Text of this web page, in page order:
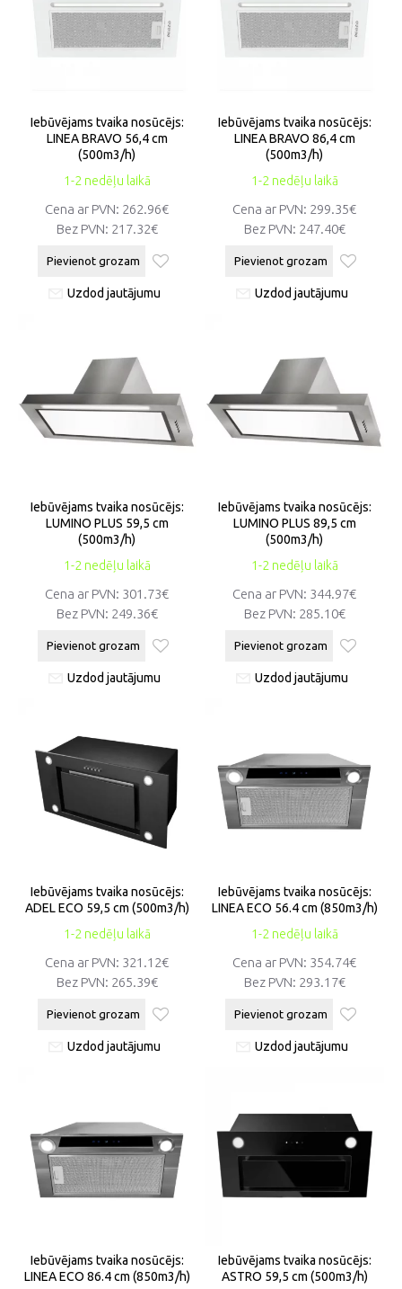
1-2 nedēļu laikā
Iebūvējams tvaika nosūcējs:
LINEA BRAVO 56,4 cm
(500m3/h)
Cena ar PVN: 262.96€
Bez PVN: 217.32€
Pievienot grozam
Uzdod jautājumu
1-2 nedēļu laikā
Iebūvējams tvaika nosūcējs:
LINEA BRAVO 86,4 cm
(500m3/h)
Cena ar PVN: 299.35€
Bez PVN: 247.40€
Pievienot grozam
Uzdod jautājumu
1-2 nedēļu laikā
Iebūvējams tvaika nosūcējs:
LUMINO PLUS 59,5 cm
(500m3/h)
Cena ar PVN: 301.73€
Bez PVN: 249.36€
Pievienot grozam
Uzdod jautājumu
1-2 nedēļu laikā
Iebūvējams tvaika nosūcējs:
LUMINO PLUS 89,5 cm
(500m3/h)
Cena ar PVN: 344.97€
Bez PVN: 285.10€
Pievienot grozam
Uzdod jautājumu
1-2 nedēļu laikā
Iebūvējams tvaika nosūcējs:
ADEL ECO 59,5 cm (500m3/h)
Cena ar PVN: 321.12€
Bez PVN: 265.39€
Pievienot grozam
Uzdod jautājumu
1-2 nedēļu laikā
Iebūvējams tvaika nosūcējs:
LINEA ECO 56.4 cm (850m3/h)
Cena ar PVN: 354.74€
Bez PVN: 293.17€
Pievienot grozam
Uzdod jautājumu
Iebūvējams tvaika nosūcējs:
LINEA ECO 86.4 cm (850m3/h)
Iebūvējams tvaika nosūcējs:
ASTRO 59,5 cm (500m3/h)